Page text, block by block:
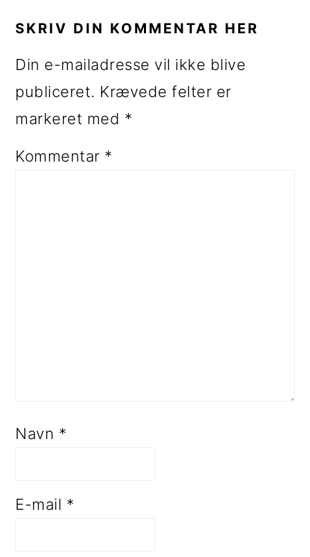
SKRIV DIN KOMMENTAR HER
Din e-mailadresse vil ikke blive
publiceret. Krævede felter er
markeret med *
Kommentar *
Navn *
E-mail *